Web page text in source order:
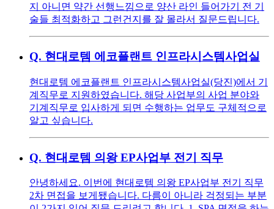
지 아니면 약간 선행느낌으로 양산 라인 들어가기 전 기
술들 최적화하고 그런건지를 잘 몰라서 질문드립니다.
Q. 현대로템 에코플랜트 인프라시스템사업실
현대로템 에코플랜트 인프라시스템사업실(당진)에서 기
계직무로 지원하였습니다. 해당 사업부의 사업 분야와
기계직무로 입사하게 되면 수행하는 업무도 구체적으로
알고 싶습니다.
Q. 현대로템 의왕 EP사업부 전기 직무
안녕하세요. 이번에 현대로템 의왕 EP사업부 전기 직무
2차 면접을 보게됐습니다. 다름이 아니라 걱정되는 부분